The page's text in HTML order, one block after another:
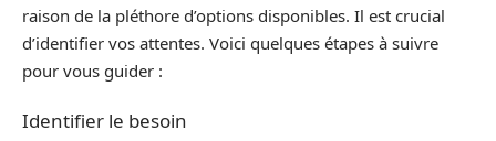
raison de la pléthore d’options disponibles. Il est crucial
d’identifier vos attentes. Voici quelques étapes à suivre
pour vous guider :
Identifier le besoin